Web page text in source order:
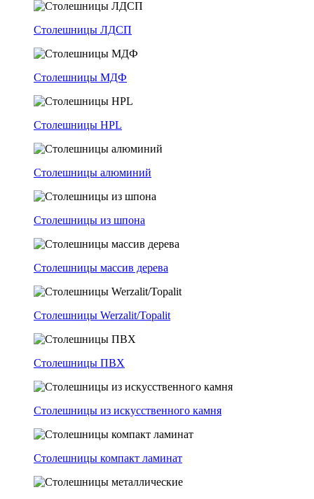
Столешницы ЛДСП
Столешницы МДФ
Столешницы HPL
Столешницы алюминий
Столешницы из шпона
Столешницы массив дерева
Столешницы Werzalit/Topalit
Столешницы ПВХ
Столешницы из искусственного камня
Столешницы компакт ламинат